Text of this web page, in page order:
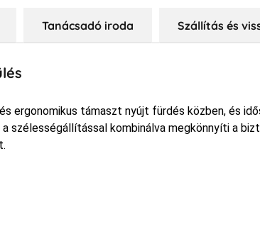
Tanácsadó iroda Szállítás és
ergonomikus támaszt nyújt fürdés közben, és
szélességállítással kombinálva megkönnyíti a